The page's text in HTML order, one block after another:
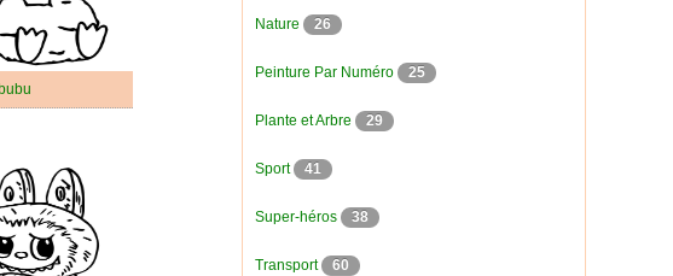
Nature 26
Peinture Par Numéro 25
Plante et Arbre 29
Sport 41
Super-héros 38
Transport 60